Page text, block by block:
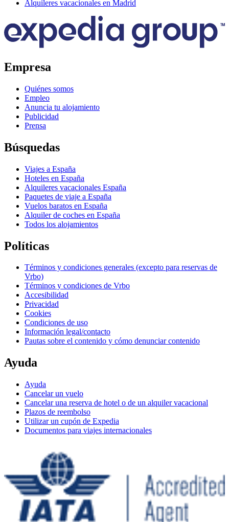
Alquileres vacacionales en Madrid
Empresa
Quiénes somos
Empleo
Anuncia tu alojamiento
Publicidad
Prensa
Búsquedas
Viajes a España
Hoteles en España
Alquileres vacacionales España
Paquetes de viaje a España
Vuelos baratos en España
Alquiler de coches en España
Todos los alojamientos
Políticas
Términos y condiciones generales (excepto para reservas de
Vrbo)
Términos y condiciones de Vrbo
Accesibilidad
Privacidad
Cookies
Condiciones de uso
Información legal/contacto
Pautas sobre el contenido y cómo denunciar contenido
Ayuda
Ayuda
Cancelar un vuelo
Cancelar una reserva de hotel o de un alquiler vacacional
Plazos de reembolso
Utilizar un cupón de Expedia
Documentos para viajes internacionales